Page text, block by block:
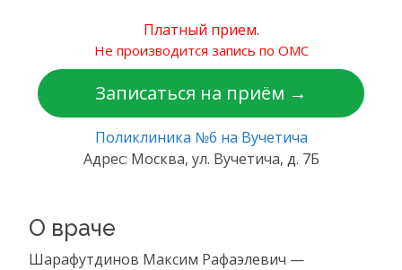
Платный прием.
Не производится запись по ОМС
Записаться на приём →
Поликлиника №6 на Вучетича
Адрес: Москва, ул. Вучетича, д. 7Б
О враче
Шарафутдинов Максим Рафаэлевич —